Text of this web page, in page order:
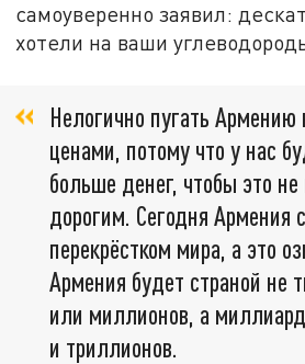
самоуверенно заявил:
хотели на ваши
Нелогично пугать
ценами, потому что у нас
больше денег, чтобы это не
дорогим. Сегодня Армения
перекрёстком мира, а это
Армения будет страной не
или миллионов, а
и триллионов.